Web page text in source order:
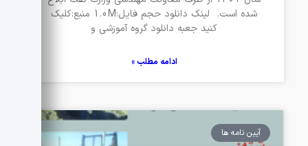
شده است. لینک دانلود حجم فایل:1.0M منبع:کلیک
کنید جعبه دانلود گروه آموزشی و
ادامه مطلب »
آیین نامه ها